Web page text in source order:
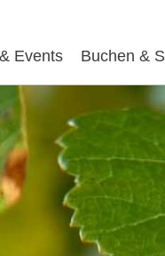
Events Buchen &